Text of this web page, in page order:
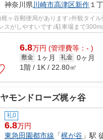
神奈川県 川崎市高津区新作 １
ヶ谷郵便局があります♪外観タイ
スがしやすいです♪駐車場まで300m
高い物件です♪...
6.8万円 (管理費等：- )
敷金 1ヶ月 礼金 0ヶ月
1階 / 1K / 22.80㎡
モンドローズ梶ヶ谷
礼0
6.8万円
東急田園都市線 「梶が谷 」駅